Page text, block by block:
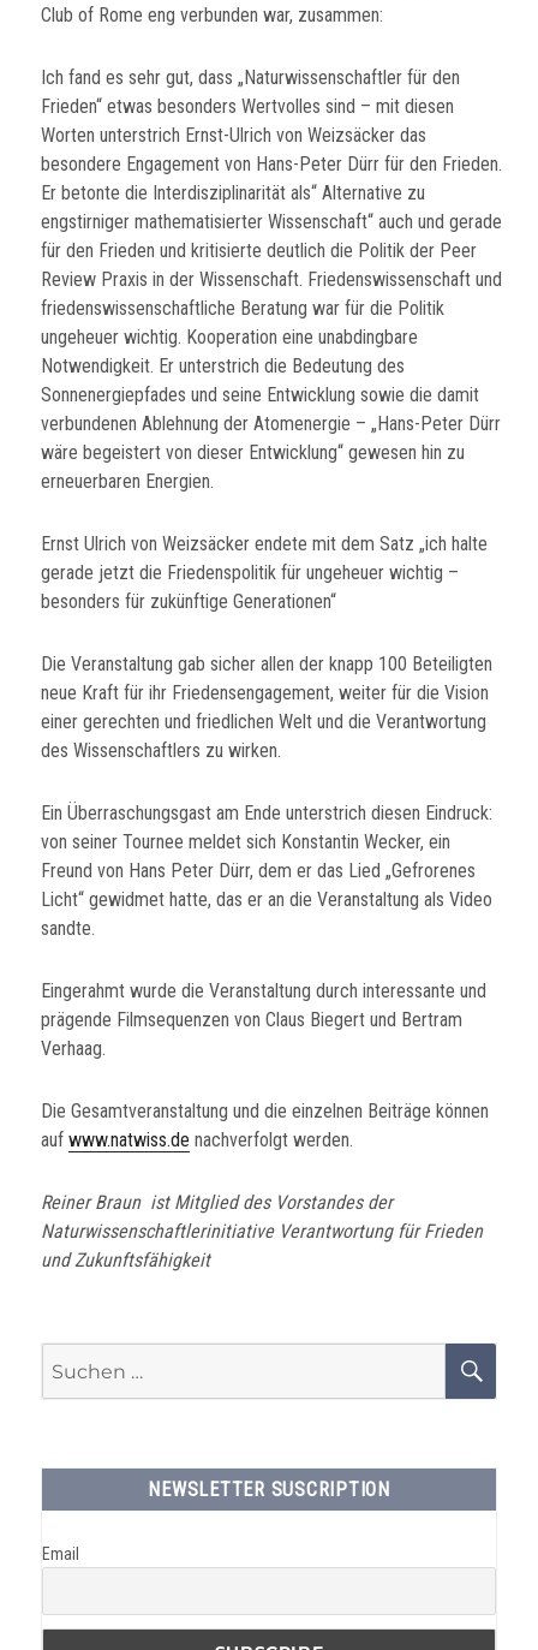
Club of Rome eng verbunden war, zusammen:
Ich fand es sehr gut, dass „Naturwissenschaftler für den
Frieden“ etwas besonders Wertvolles sind – mit diesen
Worten unterstrich Ernst-Ulrich von Weizsäcker das
besondere Engagement von Hans-Peter Dürr für den Frieden.
Er betonte die Interdisziplinarität als“ Alternative zu
engstirniger mathematisierter Wissenschaft“ auch und gerade
für den Frieden und kritisierte deutlich die Politik der Peer
Review Praxis in der Wissenschaft. Friedenswissenschaft und
friedenswissenschaftliche Beratung war für die Politik
ungeheuer wichtig. Kooperation eine unabdingbare
Notwendigkeit. Er unterstrich die Bedeutung des
Sonnenergiepfades und seine Entwicklung sowie die damit
verbundenen Ablehnung der Atomenergie – „Hans-Peter Dürr
wäre begeistert von dieser Entwicklung“ gewesen hin zu
erneuerbaren Energien.
Ernst Ulrich von Weizsäcker endete mit dem Satz „ich halte
gerade jetzt die Friedenspolitik für ungeheuer wichtig –
besonders für zukünftige Generationen“
Die Veranstaltung gab sicher allen der knapp 100 Beteiligten
neue Kraft für ihr Friedensengagement, weiter für die Vision
einer gerechten und friedlichen Welt und die Verantwortung
des Wissenschaftlers zu wirken.
Ein Überraschungsgast am Ende unterstrich diesen Eindruck:
von seiner Tournee meldet sich Konstantin Wecker, ein
Freund von Hans Peter Dürr, dem er das Lied „Gefrorenes
Licht“ gewidmet hatte, das er an die Veranstaltung als Video
sandte.
Eingerahmt wurde die Veranstaltung durch interessante und
prägende Filmsequenzen von Claus Biegert und Bertram
Verhaag.
Die Gesamtveranstaltung und die einzelnen Beiträge können
aufwww.natwiss.de nachverfolgt werden.
Reiner Braun ist Mitglied des Vorstandes der
Naturwissenschaftlerinitiative Verantwortung für Frieden
und Zukunftsfähigkeit
nach:
NEWSLETTER SUSCRIPTION
Email